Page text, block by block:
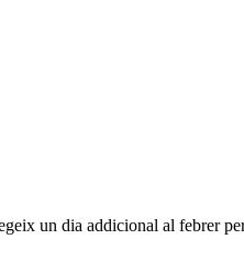
un dia addicional al febrer